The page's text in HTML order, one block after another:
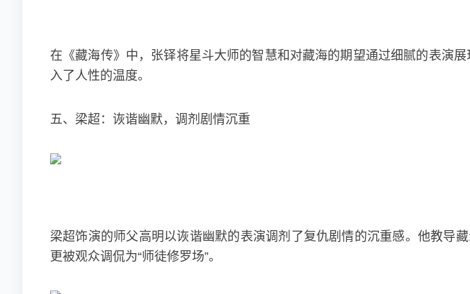
在《藏海传》中，张铎将星斗大师的智慧和对藏海的期望通过细腻的表演
入了人性的温度。
五、梁超：诙谐幽默，调剂剧情沉重
梁超饰演的师父高明以诙谐幽默的表演调剂了复仇剧情的沉重感。他教导
更被观众调侃为“师徒修罗场”。